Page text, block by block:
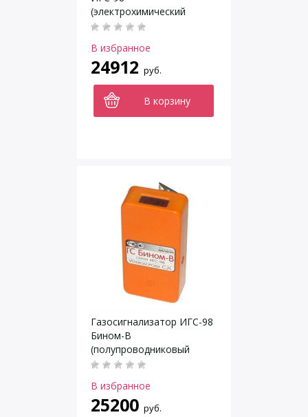
(электрохимический
сенсор)
В избранное
24912 руб.
В корзину
Газосигнализатор ИГС-98
Бином-В
(полупроводниковый
сенсор)
В избранное
25200 руб.